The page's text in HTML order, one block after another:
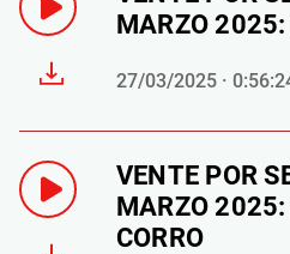
MARZO 2025:
27/03/2025 ·
VENTE POR
MARZO 2025:
CORRO